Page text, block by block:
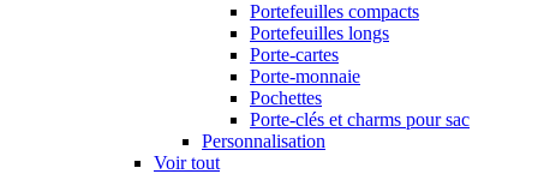
Portefeuilles compacts
Portefeuilles longs
Porte-cartes
Porte-monnaie
Pochettes
Porte-clés et charms pour sac
Personnalisation
Voir tout